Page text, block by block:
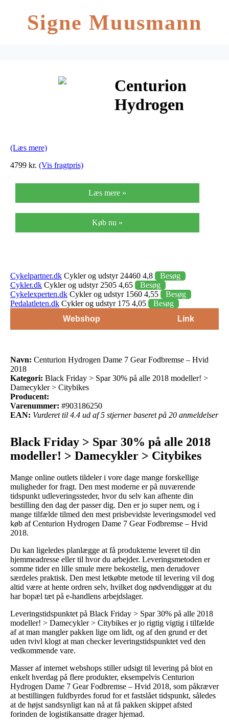
Signe Muusmann
Centurion
Hydrogen
(Læs mere)
4799 kr. (Vis fragtpris)
Læs mere »
Køb nu »
Cykelpartner.dk Cykler og udstyr 24460 4,8
Besøg
Cykler.dk Cykler og udstyr 2505 4,65
Besøg
Cykelexperten.dk Cykler og udstyr 1560 4,55
Besøg
Pedalatleten.dk Cykler og udstyr 175 4,05
Besøg
Webshop
Link
Navn: Centurion Hydrogen Dame 7 Gear Fodbremse – Hvid
2018
Kategori: Black Friday > Spar 30% på alle 2018 modeller! >
Damecykler > Citybikes
Producent:
Varenummer: #903186250
EAN: Vurderet til 4.4 ud af 5 stjerner baseret på 20 anmeldelser
Black Friday > Spar 30% på alle 2018
modeller! > Damecykler > Citybikes
Mange online outlets tildeler i vore dage mange forskellige
muligheder for fragt. Den mest moderne er på nuværende
tidspunkt udleveringssteder, hvor du selv kan afhente din
bestilling den dag der passer dig. Den er jo super nem, og i
mange tilfælde tilmed den mest prisbevidste leveringsmodel ved
køb af Centurion Hydrogen Dame 7 Gear Fodbremse – Hvid
2018.
Du kan ligeledes planlægge at få produkterne leveret til din
hjemmeadresse eller til hvor du arbejder. Leveringsmetoden er
somme tider en lille smule mere bekostelig, men derudover
særdeles praktisk. Den mest letkøbte metode til levering vil dog
altid være at hente ordren selv, hvilket dog nødvendiggør at du
har bopæl tæt på e-handlens arbejdslager.
Leveringstidspunktet på Black Friday > Spar 30% på alle 2018
modeller! > Damecykler > Citybikes er jo rigtig vigtig i tilfælde
af at man mangler pakken lige om lidt, og af den grund er det
uden tvivl klogt at man checker leveringstidspunktet ved den
vedkommende vare.
Masser af internet webshops stiller udsigt til levering på blot en
enkelt hverdag på flere produkter, eksempelvis Centurion
Hydrogen Dame 7 Gear Fodbremse – Hvid 2018, som påkræver
at bestillingen fuldbyrdes forud for et fastslået tidspunkt, således
at de højst sandsynligt kan nå at få pakken skippet afsted
forinden de logistikansatte drager hjemad.